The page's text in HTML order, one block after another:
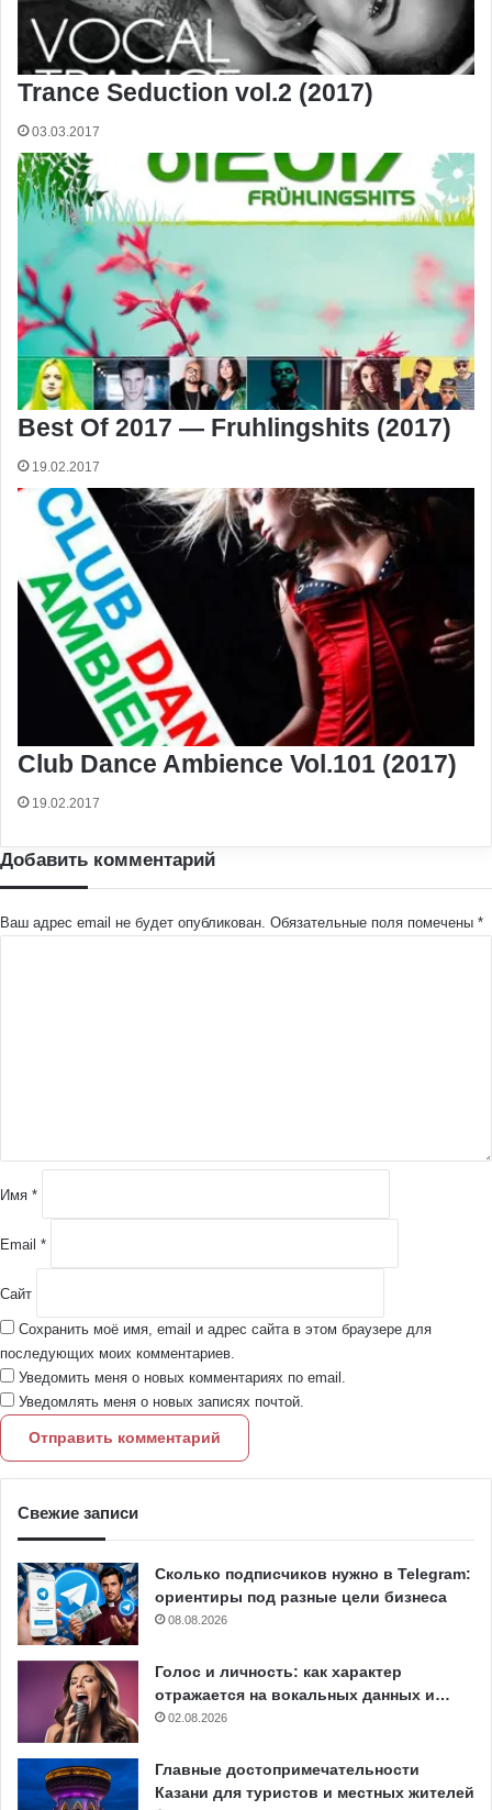
Trance Seduction vol.2 (2017)
03.03.2017
Best Of 2017 — Fruhlingshits (2017)
19.02.2017
Club Dance Ambience Vol.101 (2017)
19.02.2017
Добавить комментарий
Ваш адрес email не будет опубликован. Обязательные поля помечены *
и
йИмя *
Email *
Сайт
Сохранить моё имя, email и адрес сайта в этом браузере для
последующих моих комментариев.
Уведомить меня о новых комментариях по email.
Уведомлять меня о новых записях почтой.
Свежие записи
Сколько подписчиков нужно в Telegram:
ориентиры под разные цели бизнеса
08.08.2026
Голос и личность: как характер
отражается на вокальных данных и…
02.08.2026
Главные достопримечательности
Казани для туристов и местных жителей